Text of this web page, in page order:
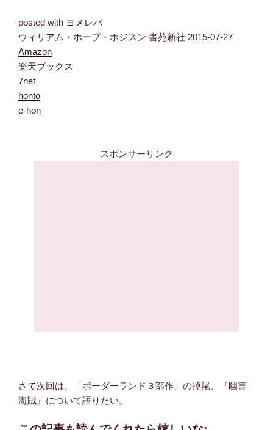
posted with ヨメレバ
ウィリアム・ホープ・ホジスン 書苑新社 2015-07-27
Amazon
楽天ブックス
7net
honto
e-hon
スポンサーリンク
さて次回は、「ボーダーランド３部作」の掉尾、『幽霊
海賊』について語りたい。